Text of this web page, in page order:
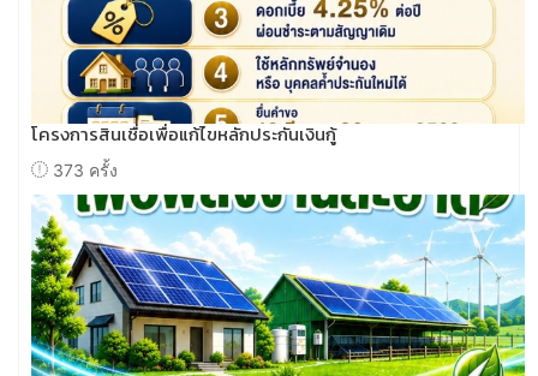
โครงการสินเชื่อเพื่อแก้ไขหลักประกันเงินกู้
373 ครั้ง